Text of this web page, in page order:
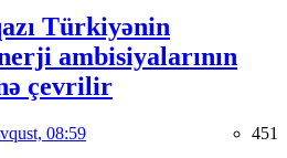
Türkiyənin
ambisiyalarının
çevrilir
08:59 451